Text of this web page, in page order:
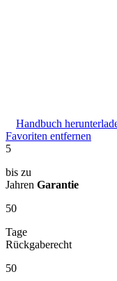
Handbuch
Favoriten entfernen
5
bis zu
Jahren Garantie
50
Tage
Rückgaberecht
50